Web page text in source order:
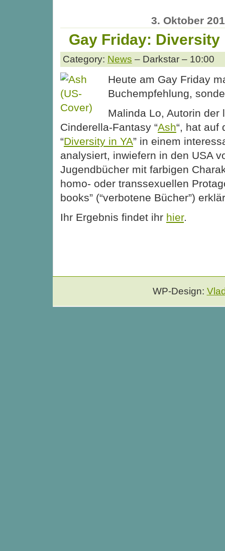
3. Oktober
Gay Friday: Diversity
Category: News – Darkstar – 10:00
Heute am Gay Friday
Buchempfehlung,
Malinda Lo, Autorin der
Cinderella-Fantasy “Ash“, hat auf
“Diversity in YA” in einem
analysiert, inwiefern in den USA
Jugendbücher mit farbigen
homo- oder transsexuellen
books” (“verbotene Bücher”)
Ihr Ergebnis findet ihr hier.
WP-Design: